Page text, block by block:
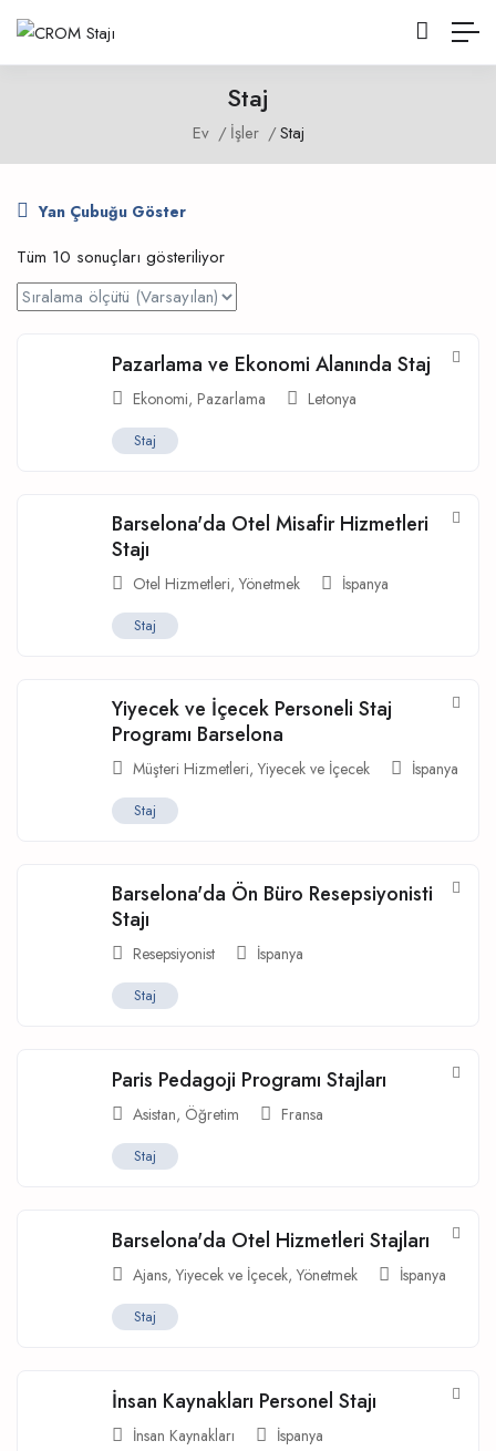
Staj
Ev İşler Staj
Yan Çubuğu Göster
Tüm 10 sonuçları gösteriliyor
Pazarlama ve Ekonomi Alanında Staj
Ekonomi, Pazarlama Letonya
Staj
Barselona'da Otel Misafir Hizmetleri
Stajı
Otel Hizmetleri,Yönetmek İspanya
Staj
Yiyecek ve İçecek Personeli Staj
Programı Barselona
Müşteri Hizmetleri,Yiyecek ve İçecek İspanya
Staj
Barselona'da Ön Büro Resepsiyonisti
Stajı
Resepsiyonist İspanya
Staj
Paris Pedagoji Programı Stajları
Asistan, Öğretim Fransa
Staj
Barselona'da Otel Hizmetleri Stajları
Ajans,Yiyecek ve İçecek,Yönetmek İspanya
Staj
İnsan Kaynakları Personel Stajı
İnsan Kaynakları İspanya